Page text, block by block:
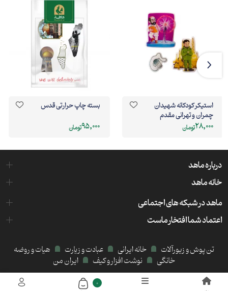
استیکر کودکانه شهیدان
چمران و تهرانی مقدم
28,000تومان
بسته چاپ حرارتی قدس
95,000تومان
درباره ماهد
خانه ماهد
ماهد در شبکه های اجتماعی
اعتماد شما افتخار ماست
تن پوش و زیورآلات خانه ایرانی عبادت و زیارت
هیات و روضه
خانگی
نوشت افزار و کیف
ایران من
میزبانی هاست و سرور:کیمیا هاست
0